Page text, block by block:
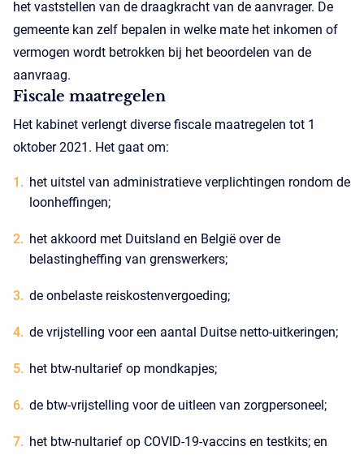
het vaststellen van de draagkracht van de aanvrager. De
gemeente kan zelf bepalen in welke mate het inkomen of
vermogen wordt betrokken bij het beoordelen van de
aanvraag.
Fiscale maatregelen
Het kabinet verlengt diverse fiscale maatregelen tot 1
oktober 2021. Het gaat om:
het uitstel van administratieve verplichtingen rondom de
loonheffingen;
het akkoord met Duitsland en België over de
belastingheffing van grenswerkers;
de onbelaste reiskostenvergoeding;
de vrijstelling voor een aantal Duitse netto-uitkeringen;
het btw-nultarief op mondkapjes;
de btw-vrijstelling voor de uitleen van zorgpersoneel;
het btw-nultarief op COVID-19-vaccins en testkits; en